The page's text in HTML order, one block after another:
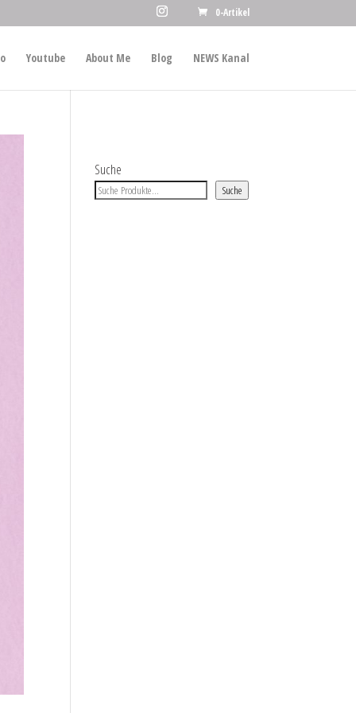
0-Artikel
Youtube About Me Blog NEWS Kanal
Suche
Suche